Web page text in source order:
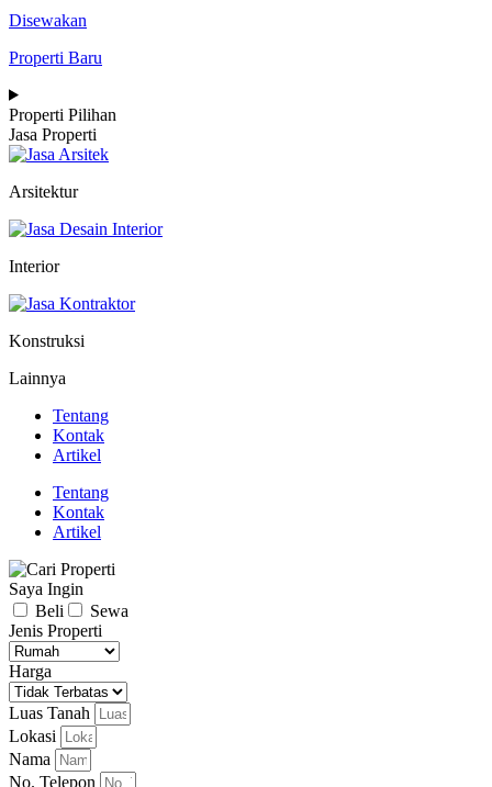
Disewakan
Properti Baru
Properti Pilihan
Jasa Properti
Arsitektur
Interior
Konstruksi
Lainnya
Tentang
Kontak
Artikel
Tentang
Kontak
Artikel
Saya Ingin
Beli
Sewa
Jenis Properti
Harga
Luas Tanah
Lokasi
Nama
No. Telepon